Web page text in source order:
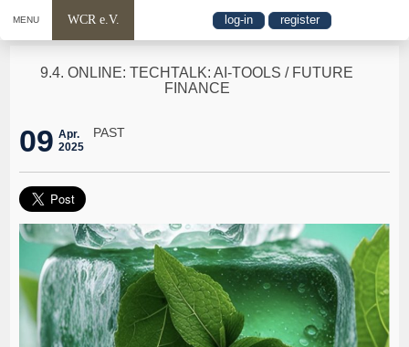
MENU WCR e.V. log-in register
9.4. ONLINE: TECHTALK: AI-TOOLS / FUTURE
FINANCE
09 Apr.
2025
PAST